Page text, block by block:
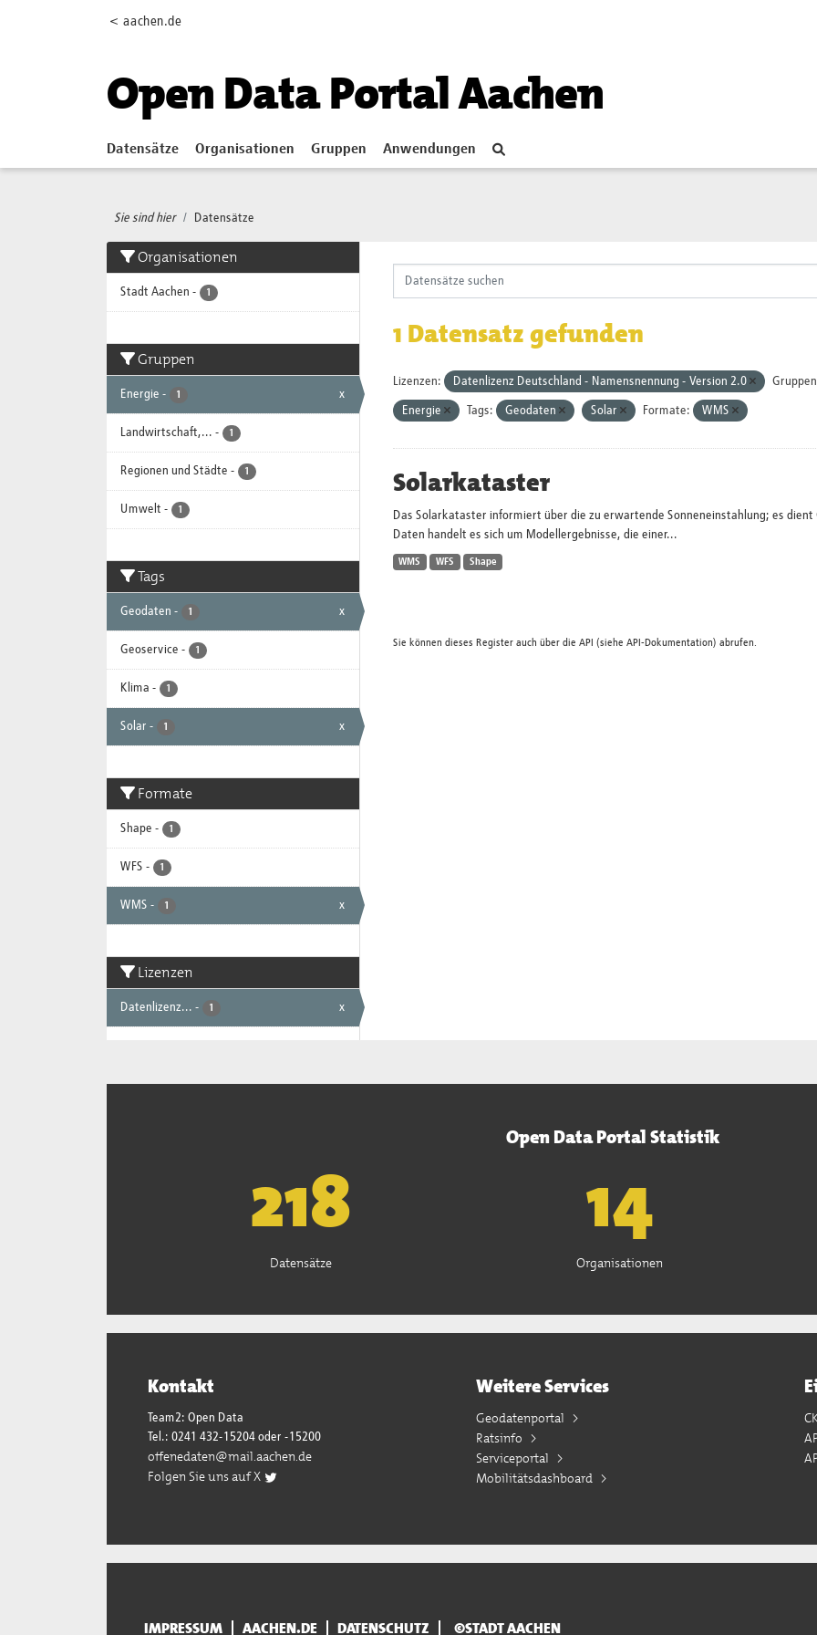
< aachen.de
Open Data Portal Aachen
Datensätze Organisationen Gruppen Anwendungen
Sie sind hier Datensätze
Organisationen
Stadt Aachen - 1
Gruppen
Energie - 1 x
Landwirtschaft,... - 1
Regionen und Städte - 1
Umwelt - 1
Tags
Geodaten - 1 x
Geoservice - 1
Klima - 1
Solar - 1 x
Formate
Shape - 1
WFS - 1
WMS - 1 x
Lizenzen
Datenlizenz... - 1 x
1 Datensatz gefunden
Lizenzen: Datenlizenz Deutschland - Namensnennung - Version 2.0
Energie Tags: Geodaten Solar Formate: WMS
Solarkataster
Das Solarkataster informiert über die zu erwartende Sonneneinstahlung; es
Daten handelt es sich um Modellergebnisse, die einer...
WMS WFS Shape
Sie können dieses Register auch über die API (siehe API-Dokumentation) abrufen.
Open Data Portal Statistik
221
Datensätze
15
Organisationen
Kontakt
Team2: Open Data
Tel.: 0241 432-15204 oder -15200
offenedaten@mail.aachen.de
Folgen Sie uns auf X
Weitere Services
Geodatenportal
Ratsinfo
Serviceportal
Mobilitätsdashboard
IMPRESSUM AACHEN.DE DATENSCHUTZ ©STADT AACHEN